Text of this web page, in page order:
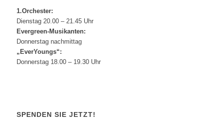
1.Orchester:
Dienstag 20.00 – 21.45 Uhr
Evergreen-Musikanten:
Donnerstag nachmittag
„EverYoungs“:
Donnerstag 18.00 – 19.30 Uhr
SPENDEN SIE JETZT!